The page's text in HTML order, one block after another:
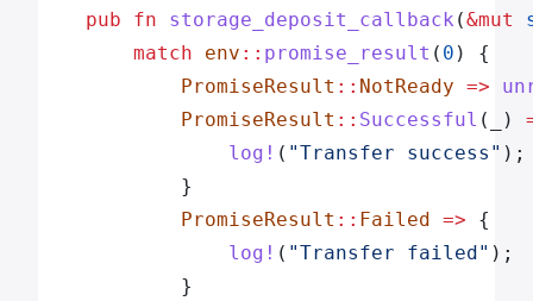
    pub
fn storage_deposit_callback (&mut
        match
env :: promise_result ( 0 ) {
            PromiseResult
:: NotReady =>
            PromiseResult
:: Successful (_)
                log!
( "Transfer success" );
            }
            PromiseResult
:: Failed => {
                log!
( "Transfer failed" );
            }